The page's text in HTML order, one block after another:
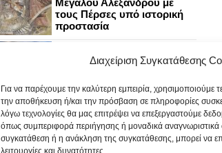
Διαχείριση Συγκατάθεσης
Για να παρέχουμε την καλύτερη εμπειρία, χρησιμοποιούμε
την αποθήκευση ή/και την πρόσβαση σε πληροφορίες
λόγω τεχνολογίες θα μας επιτρέψει να επεξεργαστούμε
όπως συμπεριφορά περιήγησης ή μοναδικά αναγνωριστικά
συγκατάθεση ή η ανάκληση της συγκατάθεσης, μπορεί να
λειτουργίες και δυνατότητες.
Μεγάλου Αλεξάνδρου με
τους Πέρσες υπό ιστορική
προστασία
ανακτόρου στην
στο Παλάτι των Δεσποτών
Οι Νεάντερταλ έκαναν
οδοντιατρικές επεμβάσεις σε
χαλασμένα δόντια, σύμφωνα
με ευρήματα